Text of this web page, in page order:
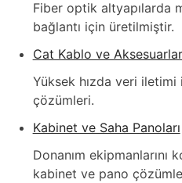
Fiber optik altyapılarda
bağlantı için üretilmiştir.
Cat Kablo ve
Yüksek hızda veri
çözümleri.
Kabinet ve Saha Panoları
Donanım ekipmanlarını
kabinet ve pano